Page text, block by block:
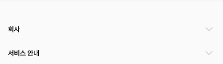
회사
서비스 안내